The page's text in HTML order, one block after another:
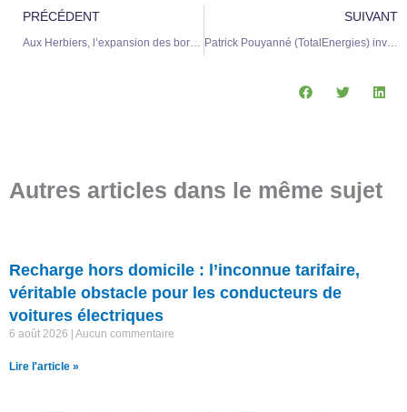
Précédent
PRÉCÉDENT
Aux Herbiers, l’expansion des bornes de recharge dynamise l’adoption des véhicules électriques
SUIVANT
Patrick Pouyanné (TotalEnergies) invite les habitants des zones rurales à adopter la transition énergétique
Autres articles dans le même sujet
Recharge hors domicile : l’inconnue tarifaire,
véritable obstacle pour les conducteurs de
voitures électriques
6 août 2026 Aucun commentaire
Lire l'article »